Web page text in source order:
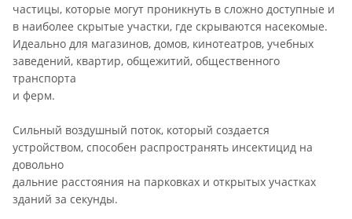
частицы, которые могут проникнуть в сложно доступные и
в наиболее скрытые участки, где скрываются насекомые.
Идеально для магазинов, домов, кинотеатров, учебных
заведений, квартир, общежитий, общественного
транспорта
и ферм.
Сильный воздушный поток, который создается
устройством, способен распространять инсектицид на
довольно
дальние расстояния на парковках и открытых участках
зданий за секунды.